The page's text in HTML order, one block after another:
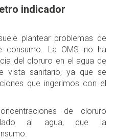
indicador
plantear problemas de
consumo. La OMS no ha
del cloruro en el agua de
vista sanitario, ya que se
que ingerimos con el
de cloruro
al agua, que la